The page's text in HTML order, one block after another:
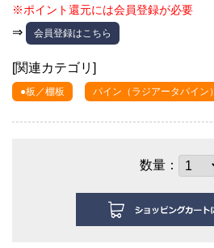
※ポイント還元には会員登録が必要
⇒ 会員登録はこちら
[関連カテゴリ]
●板／棚板 パイン（ラジアータパイン）
数量：